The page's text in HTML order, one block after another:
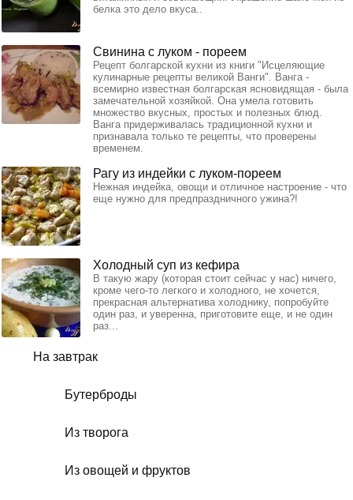
На завтрак
Бутерброды
Из творога
Из овощей и фруктов
белка это дело вкуса..
Свинина с луком - пореем
Рецепт болгарской кухни из книги "Исцеляющие
кулинарные рецепты великой Ванги". Ванга -
всемирно известная болгарская ясновидящая - была
замечательной хозяйкой. Она умела готовить
множество вкусных, простых и полезных блюд.
Ванга придерживалась традиционной кухни и
признавала только те рецепты, что проверены
временем.
Рагу из индейки с луком-пореем
Нежная индейка, овощи и отличное настроение - что
еще нужно для предпраздничного ужина?!
Холодный суп из кефира
В такую жару (которая стоит сейчас у нас) ничего,
кроме чего-то лeгкого и холодного, не хочется,
прекрасная альтернатива холоднику, попробуйте
один раз, и уверенна, приготовите ещe, и не один
раз...